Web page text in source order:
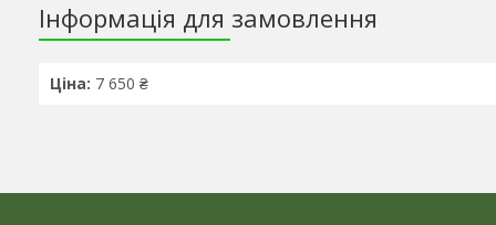
Інформація для замовлення
Ціна: 7 650 ₴